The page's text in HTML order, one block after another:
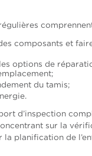
composants et
options de
du tamis;
d’inspection
sur la
la planification de